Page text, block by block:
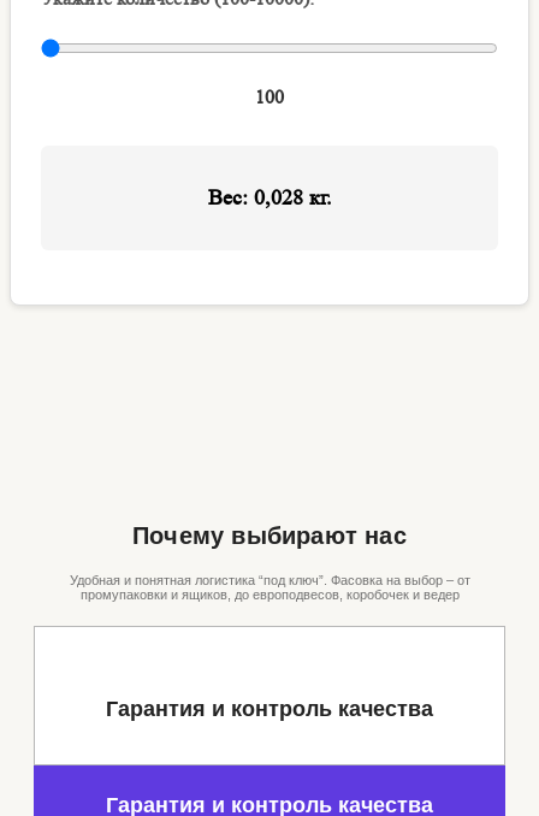
Почему выбирают нас
Удобная и понятная логистика “под ключ”. Фасовка на выбор – от
промупаковки и ящиков, до европодвесов, коробочек и ведер
Гарантия и контроль качества
Гарантия и контроль качества